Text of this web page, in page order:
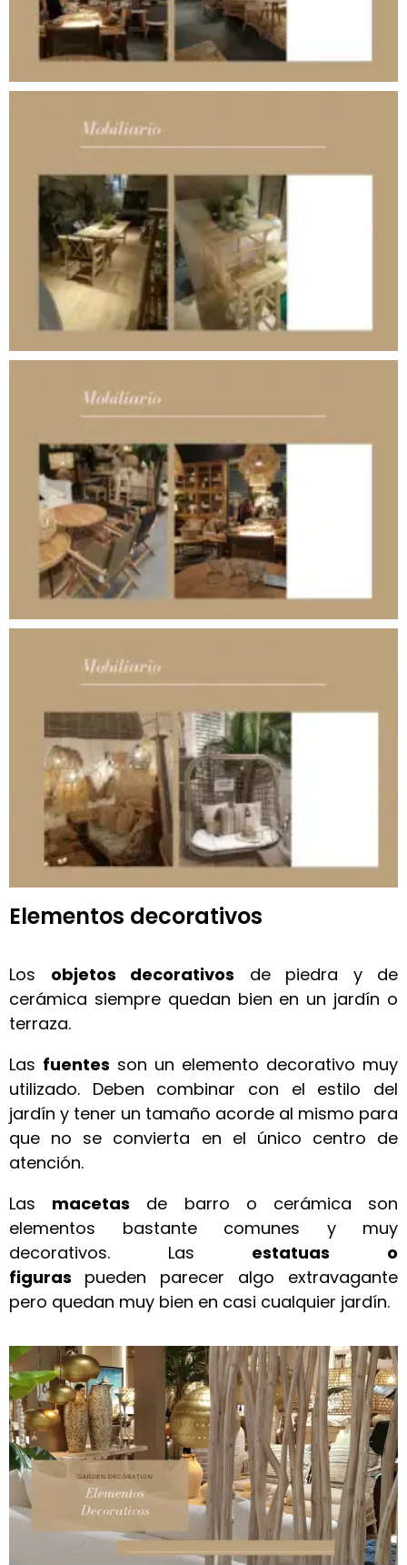
Elementos decorativos
Los objetos decorativos de piedra y de
cerámica siempre quedan bien en un jardín o
terraza.
Las fuentes son un elemento decorativo muy
utilizado. Deben combinar con el estilo del
jardín y tener un tamaño acorde al mismo para
que no se convierta en el único centro de
atención.
Las macetas de barro o cerámica son
elementos bastante comunes y muy
decorativos. Las estatuas o
figuras pueden parecer algo extravagante
pero quedan muy bien en casi cualquier jardín.